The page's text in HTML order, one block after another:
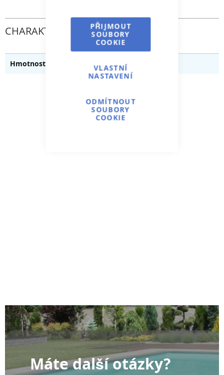
PŘIJMOUT
SOUBORY
COOKIE
VLASTNÍ
NASTAVENÍ
ODMÍTNOUT
SOUBORY
COOKIE
CHARAKTERISTICKÝ
Máte další otázky?